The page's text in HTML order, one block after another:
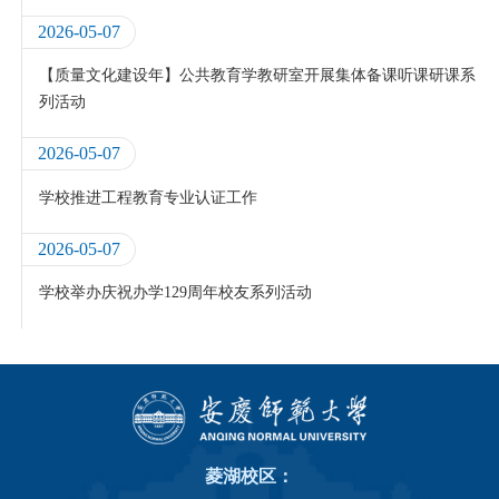
2026-05-07
【质量文化建设年】公共教育学教研室开展集体备课听课研课系
列活动
2026-05-07
学校推进工程教育专业认证工作
2026-05-07
学校举办庆祝办学129周年校友系列活动
菱湖校区：